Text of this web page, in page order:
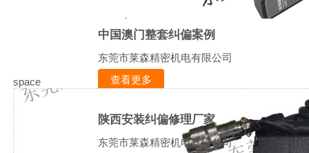
中国澳门整套纠偏案例
东莞市莱森精密机电有限公司
查看更多
space
陕西安装纠偏修理厂家
东莞市莱森精密机电有限公司